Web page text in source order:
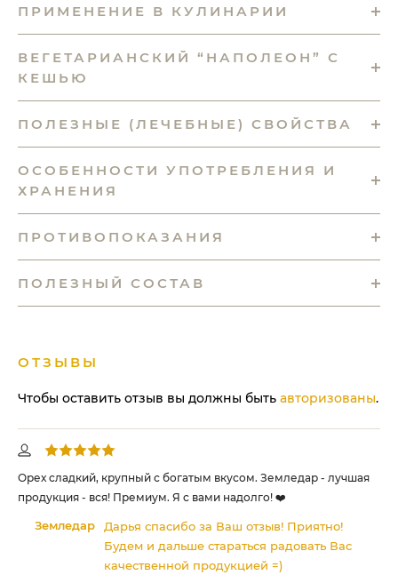
ПРИМЕНЕНИЕ В КУЛИНАРИИ
ВЕГЕТАРИАНСКИЙ “НАПОЛЕОН” С
КЕШЬЮ
ПОЛЕЗНЫЕ (ЛЕЧЕБНЫЕ) СВОЙСТВА
ОСОБЕННОСТИ УПОТРЕБЛЕНИЯ И
ХРАНЕНИЯ
ПРОТИВОПОКАЗАНИЯ
ПОЛЕЗНЫЙ СОСТАВ
ОТЗЫВЫ
Орех сладкий, крупный с богатым вкусом. Земледар - лучшая
продукция - вся! Премиум. Я с вами надолго! ❤️
Земледар
Дарья спасибо за Ваш отзыв! Приятно!
Будем и дальше стараться радовать Вас
качественной продукцией =)
Чтобы оставить отзыв вы должны быть авторизованы.